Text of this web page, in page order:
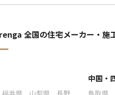
全国の住宅メーカー・施
福井県 山梨県
長野
中国・
鳥取県